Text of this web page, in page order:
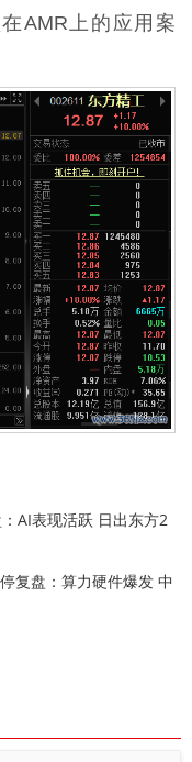
AMR上的应用案
AI表现活跃 日出东方2
复盘：算力硬件爆发 中